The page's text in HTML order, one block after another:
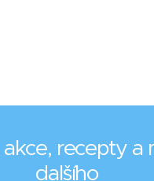
akce, recepty a
dalšího